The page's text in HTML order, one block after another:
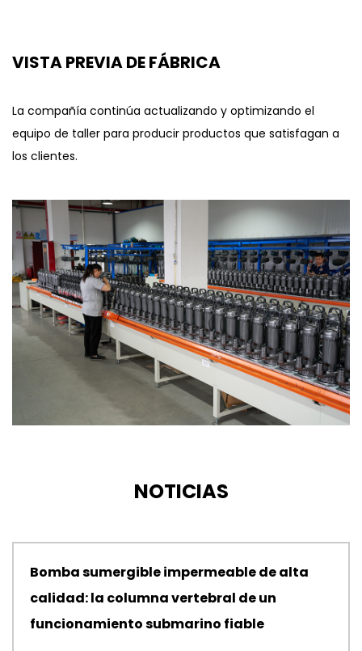
VISTA PREVIA DE FÁBRICA
La compañía continúa actualizando y optimizando el
equipo de taller para producir productos que satisfagan a
los clientes.
NOTICIAS
Bomba sumergible impermeable de alta
calidad: la columna vertebral de un
funcionamiento submarino fiable